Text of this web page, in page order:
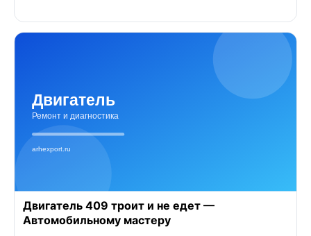
Двигатель 409 троит и не едет —
Автомобильному мастеру